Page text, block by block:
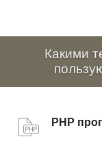
Какими
PHP